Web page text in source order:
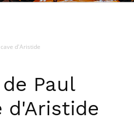
d'Aristide
Paul
d'Aristide